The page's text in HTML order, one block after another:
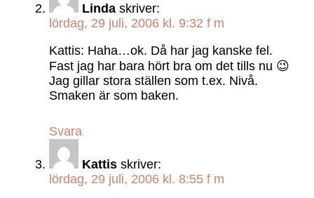
Linda skriver:
lördag, 29 juli, 2006 kl. 9:32 f m
Kattis: Haha…ok. Då har jag kanske fel.
Fast jag har bara hört bra om det tills nu 😉
Jag gillar stora ställen som t.ex. Nivå.
Smaken är som baken.
Svara
Kattis skriver:
lördag, 29 juli, 2006 kl. 8:55 f m